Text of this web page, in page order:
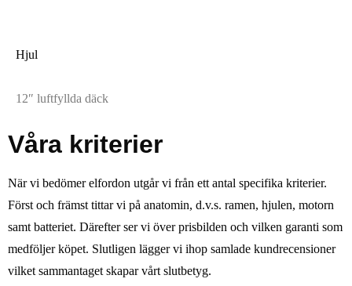
Hjul
12″ luftfyllda däck
Våra kriterier
När vi bedömer elfordon utgår vi från ett antal specifika kriterier.
Först och främst tittar vi på anatomin, d.v.s. ramen, hjulen, motorn
samt batteriet. Därefter ser vi över prisbilden och vilken garanti som
medföljer köpet. Slutligen lägger vi ihop samlade kundrecensioner
vilket sammantaget skapar vårt slutbetyg.